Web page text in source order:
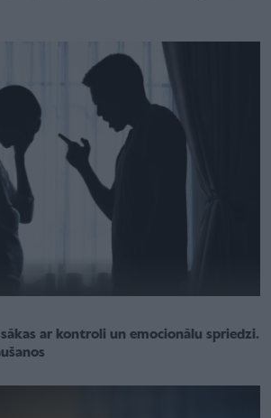
ar kontroli un emocionālu spriedzi.